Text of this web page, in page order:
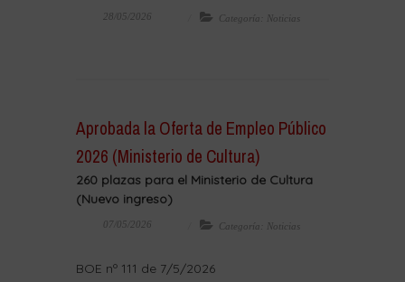
28/05/2026 Categoría: Noticias
Aprobada la Oferta de Empleo Público
2026 (Ministerio de Cultura)
260 plazas para el Ministerio de Cultura
(Nuevo ingreso)
07/05/2026 Categoría: Noticias
BOE nº 111 de 7/5/2026